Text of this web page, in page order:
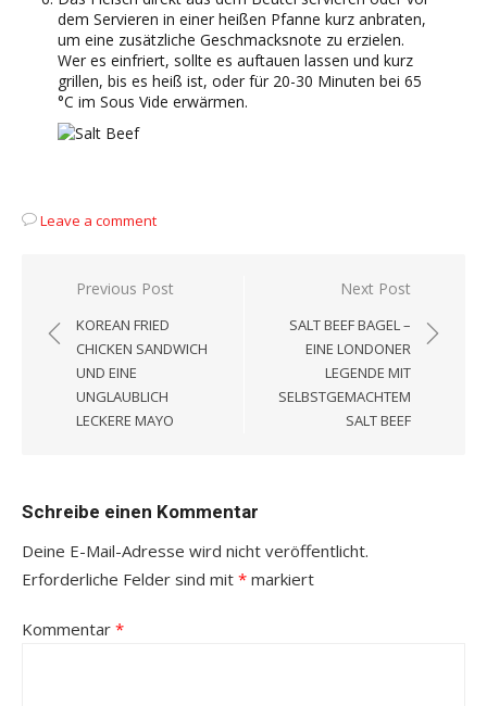
dem Servieren in einer heißen Pfanne kurz anbraten,
um eine zusätzliche Geschmacksnote zu erzielen.
Wer es einfriert, sollte es auftauen lassen und kurz
grillen, bis es heiß ist, oder für 20-30 Minuten bei 65
°C im Sous Vide erwärmen.
Leave a comment
Beitragsnavigation
Previous Post
KOREAN FRIED
CHICKEN SANDWICH
UND EINE
UNGLAUBLICH
LECKERE MAYO
Next Post
SALT BEEF BAGEL –
EINE LONDONER
LEGENDE MIT
SELBSTGEMACHTEM
SALT BEEF
Schreibe einen Kommentar
Deine E-Mail-Adresse wird nicht veröffentlicht.
Erforderliche Felder sind mit * markiert
Kommentar *